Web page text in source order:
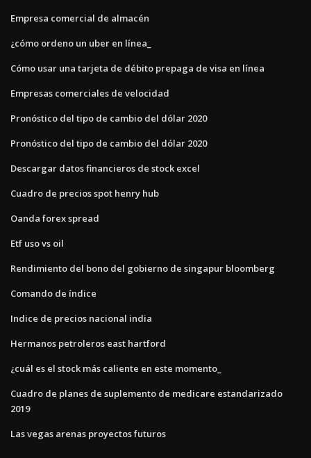
Empresa comercial de almacén
¿cómo ordeno un uber en línea_
Cómo usar una tarjeta de débito prepaga de visa en línea
Empresas comerciales de velocidad
Pronóstico del tipo de cambio del dólar 2020
Pronóstico del tipo de cambio del dólar 2020
Descargar datos financieros de stock excel
Cuadro de precios spot henry hub
Oanda forex spread
Etf uso vs oil
Rendimiento del bono del gobierno de singapur bloomberg
Comando de índice
Indice de precios nacional india
Hermanos petroleros east hartford
¿cuál es el stock más caliente en este momento_
Cuadro de planes de suplemento de medicare estandarizado
2019
Las vegas arenas proyectos futuros